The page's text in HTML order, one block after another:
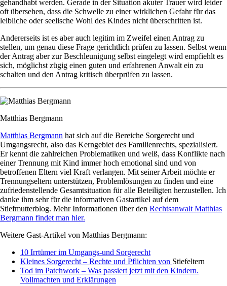
gehandhabt werden. Gerade in der Situation akuter Trauer wird leider
oft übersehen, dass die Schwelle zu einer wirklichen Gefahr für das
leibliche oder seelische Wohl des Kindes nicht überschritten ist.
Andererseits ist es aber auch legitim im Zweifel einen Antrag zu
stellen, um genau diese Frage gerichtlich prüfen zu lassen. Selbst wenn
der Antrag aber zur Beschleunigung selbst eingelegt wird empfiehlt es
sich, möglichst zügig einen guten und erfahrenen Anwalt ein zu
schalten und den Antrag kritisch überprüfen zu lassen.
Matthias Bergmann
Matthias Bergmann hat sich auf die Bereiche Sorgerecht und
Umgangsrecht, also das Kerngebiet des Familienrechts, spezialisiert.
Er kennt die zahlreichen Problematiken und weiß, dass Konflikte nach
einer Trennung mit Kind immer hoch emotional sind und von
betroffenen Eltern viel Kraft verlangen. Mit seiner Arbeit möchte er
Trennungseltern unterstützen, Problemlösungen zu finden und eine
zufriedenstellende Gesamtsituation für alle Beteiligten herzustellen. Ich
danke ihm sehr für die informativen Gastartikel auf dem
Stiefmutterblog. Mehr Informationen über den Rechtsanwalt Matthias
Bergmann findet man hier.
Weitere Gast-Artikel von Matthias Bergmann:
10 Irrtümer im Umgangs-und Sorgerecht
Kleines Sorgerecht – Rechte und Pflichten von Stiefeltern
Tod im Patchwork – Was passiert jetzt mit den Kindern.
Vollmachten und Erklärungen